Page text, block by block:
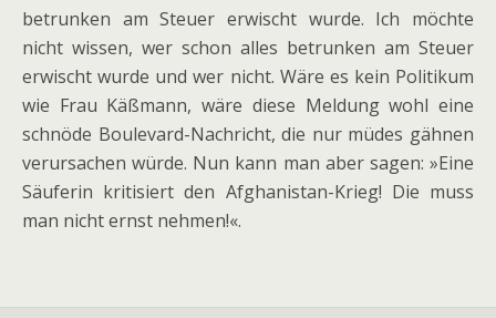
betrunken am Steuer erwischt wurde. Ich möchte
nicht wissen, wer schon alles betrunken am Steuer
erwischt wurde und wer nicht. Wäre es kein Politikum
wie Frau Käßmann, wäre diese Meldung wohl eine
schnöde Boulevard-Nachricht, die nur müdes gähnen
verursachen würde. Nun kann man aber sagen: »Eine
Säuferin kritisiert den Afghanistan-Krieg! Die muss
man nicht ernst nehmen!«.